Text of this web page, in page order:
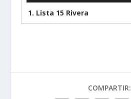
1. Lista 15 Rivera
COMPARTIR: